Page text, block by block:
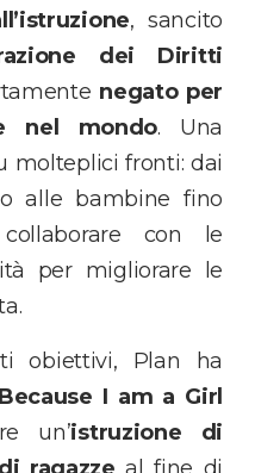
, sancito
dei Diritti
negato per
nel mondo. Una
molteplici fronti: dai
alle bambine fino
con le
per migliorare le
obiettivi, Plan ha
Because I am a Girl
un’istruzione di